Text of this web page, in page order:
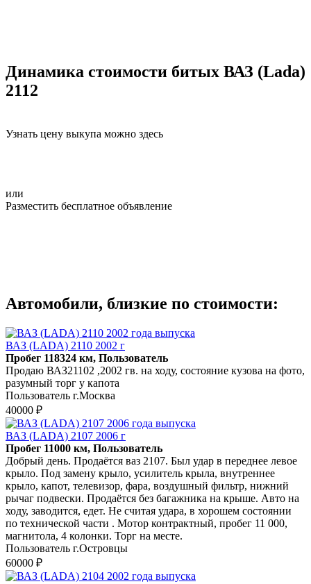
Динамика стоимости битых ВАЗ (Lada)
2112
Узнать цену выкупа можно здесь
или
Разместить бесплатное объявление
Автомобили, близкие по стоимости:
ВАЗ (LADA) 2110 2002 г
Пробег 118324 км, Пользователь
Продаю ВАЗ21102 ,2002 гв. на ходу, состояние кузова на фото,
разумный торг у капота
Пользователь г.Москва
40000 ₽
ВАЗ (LADA) 2107 2006 г
Пробег 11000 км, Пользователь
Добрый день. Продаётся ваз 2107. Был удар в переднее левое
крыло. Под замену крыло, усилитель крыла, внутреннее
крыло, капот, телевизор, фара, воздушный фильтр, нижний
рычаг подвески. Продаётся без багажника на крыше. Авто на
ходу, заводится, едет. Не считая удара, в хорошем состоянии
по технической части . Мотор контрактный, пробег 11 000,
магнитола, 4 колонки. Торг на месте.
Пользователь г.Островцы
60000 ₽